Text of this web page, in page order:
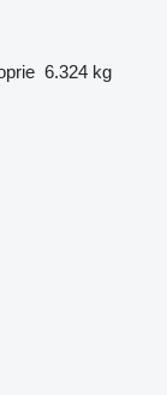
6.324 kg